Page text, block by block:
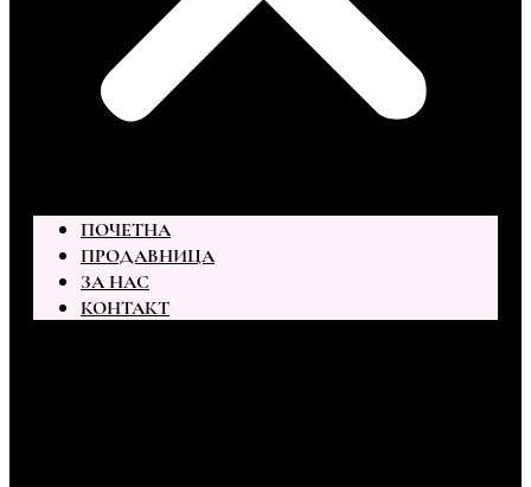
ПОЧЕТНА
ПРОДАВНИЦА
ЗА НАС
КОНТАКТ